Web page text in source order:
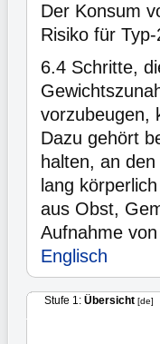
Der Konsum
Risiko für
6.4 Schritte,
vorzubeugen,
Dazu gehört
halten, an
lang
aus Obst,
Aufnahme
Englisch
Stufe 1: Übersicht[de]